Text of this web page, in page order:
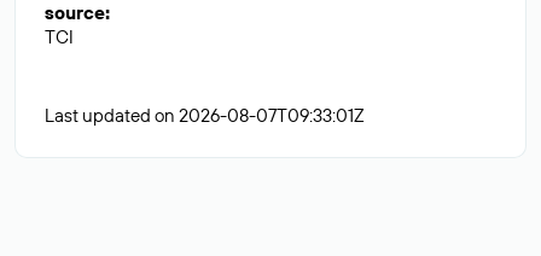
source:
TCI
Last updated on 2026-08-07T09:33:01Z